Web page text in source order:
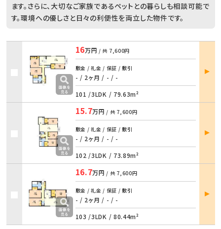
ます。さらに、大切なご家族であるペットとの暮らしも相談可能で
す。環境への優しさと日々の利便性を両立した物件です。
16万円 / 共 7,600円
敷金 / 礼金 / 保証 / 敷引
- / 2ヶ月 / - / -
101 /3LDK / 79.63m²
部屋
詳細
15.7万円 / 共 7,600円
敷金 / 礼金 / 保証 / 敷引
- / 2ヶ月 / - / -
102 /3LDK / 73.89m²
部屋
詳細
16.7万円 / 共 7,600円
敷金 / 礼金 / 保証 / 敷引
- / 2ヶ月 / - / -
103 /3LDK / 80.44m²
部屋
詳細